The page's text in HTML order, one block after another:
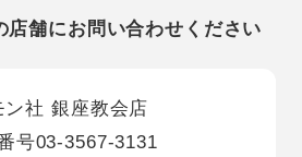
店舗にお問い合わせください
ン社 銀座教会店
号03-3567-3131